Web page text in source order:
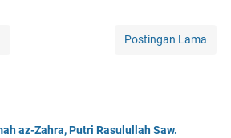
Postingan Lama
az-Zahra, Putri Rasulullah Saw.